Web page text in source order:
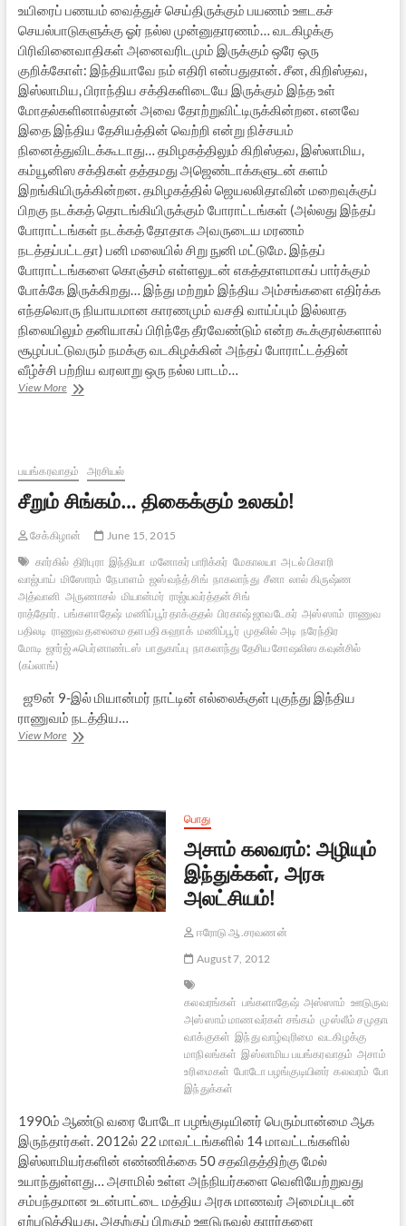
உயிரைப் பணயம் வைத்துச் செய்திருக்கும் பயணம் ஊடகச்
செயல்பாடுகளுக்கு ஓர் நல்ல முன்னுதாரணம்… வடகிழக்கு
பிரிவினைவாதிகள் அனைவரிடமும் இருக்கும் ஒரே ஒரு
குறிக்கோள்: இந்தியாவே நம் எதிரி என்பதுதான். சீன, கிறிஸ்தவ,
இஸ்லாமிய, பிராந்திய சக்திகளிடையே இருக்கும் இந்த உள்
மோதல்களினால்தான் அவை தோற்றுவிட்டிருக்கின்றன. எனவே
இதை இந்திய தேசியத்தின் வெற்றி என்று நிச்சயம்
நினைத்துவிடக்கூடாது… தமிழகத்திலும் கிறிஸ்தவ, இஸ்லாமிய,
கம்யூனிஸ சக்திகள் தத்தமது அஜெண்டாக்களுடன் களம்
இறங்கியிருக்கின்றன. தமிழகத்தில் ஜெயலலிதாவின் மறைவுக்குப்
பிறகு நடக்கத் தொடங்கியிருக்கும் போராட்டங்கள் (அல்லது இந்தப்
போராட்டங்கள் நடக்கத் தோதாக அவருடைய மரணம்
நடத்தப்பட்டதா) பனி மலையில் சிறு நுனி மட்டுமே. இந்தப்
போராட்டங்களை கொஞ்சம் எள்ளலுடன் எகத்தாளமாகப் பார்க்கும்
போக்கே இருக்கிறது… இந்து மற்றும் இந்திய அம்சங்களை எதிர்க்க
எந்தவொரு நியாயமான காரணமும் வசதி வாய்ப்பும் இல்லாத
நிலையிலும் தனியாகப் பிரிந்தே தீரவேண்டும் என்ற கூக்குரல்களால்
சூழப்பட்டுவரும் நமக்கு வடகிழக்கின் அந்தப் போராட்டத்தின்
வீழ்ச்சி பற்றிய வரலாறு ஒரு நல்ல பாடம்…
View Moreடார்கெட்
பயங்கரவாதம் அரசியல்
சீறும் சிங்கம்… திகைக்கும் உலகம்!
சேக்கிழான்
June 15, 2015
கார்கில் திரிபுரா இந்தியா மனோகர் பாரிக்கர் மேகாலயா அடல் பிகாரி
வாஜ்பாய் மிஸோரம் நேபாளம் ஜஸ்வந்த் சிங் நாகலாந்து சீனா லால் கிருஷ்ண
அத்வானி அருணாசல் மியான்மர் ராஜ்யவர்த்தன் சிங்
ராத்தோர். பங்களாதேஷ் மணிப்பூர் தாக்குதல் பிரகாஷ் ஜாவடேகர் அஸ்ஸாம் ராணுவ
பதிலடி ராணுவ தலைமை தளபதி சுஹாக் மணிப்பூர் முதலில் அடி நரேந்திர
மோடி ஜார்ஜ் ஃபெர்னாண்டஸ் பாதுகாப்பு நாகலாந்து தேசிய சோஷலிஸ கவுன்சில்
(கப்லாங்)
ஜூன் 9-இல் மியான்மர் நாட்டின் எல்லைக்குள் புகுந்து இந்திய
ராணுவம் நடத்திய…
View Moreசீறும்
பொது
அசாம் கலவரம்: அழியும்
இந்துக்கள், அரசு
அலட்சியம்!
ஈரோடு ஆ.சரவணன்
August 7, 2012
கலவரங்கள் பங்களாதேஷ் அஸ்ஸாம் ஊடுருவல்
அஸ்ஸாம் மாணவர்கள் சங்கம் முஸ்லீம் சமுதாய
வாக்குகள் இந்து வாழ்வுரிமை வடகிழக்கு
மாநிலங்கள் இஸ்லாமிய பயங்கரவாதம் அசாம்
உரிமைகள் போடோ பழங்குடியினர் கலவரம் போடோ
இந்துக்கள்
1990ம் ஆண்டு வரை போடோ பழங்குடியினர் பெரும்பான்மை ஆக
இருந்தார்கள். 2012ல் 22 மாவட்டங்களில் 14 மாவட்டங்களில்
இஸ்லாமியர்களின் எண்ணிக்கை 50 சதவிதத்திற்கு மேல்
உயாந்துள்ளது… அசாமில் உள்ள அந்நியர்களை வெளியேற்றுவது
சம்பந்தமான உடன்பாட்டை மத்திய அரசு மாணவர் அமைப்புடன்
ஏற்படுத்தியது. அதற்குப் பிறகும் ஊடுருவல் காரர்களை